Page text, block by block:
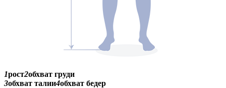
1рост2обхват груди
3обхват талии4обхват бедер